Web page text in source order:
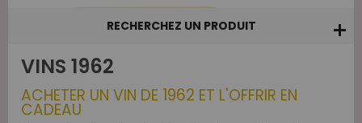
RECHERCHEZ UN PRODUIT
VINS 1962
ACHETER UN VIN DE 1962 ET L'OFFRIR EN
CADEAU